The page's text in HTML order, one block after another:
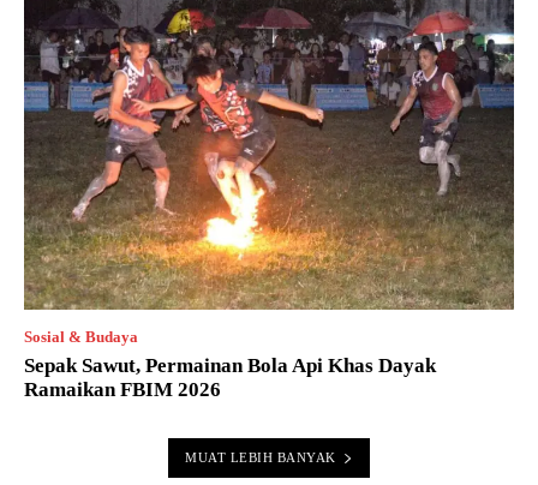
Sosial & Budaya
Sepak Sawut, Permainan Bola Api Khas Dayak
Ramaikan FBIM 2026
MUAT LEBIH BANYAK